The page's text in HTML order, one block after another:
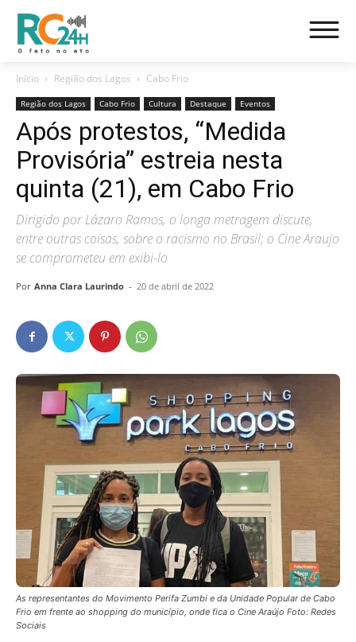
Início Região dos Lagos Cabo Frio
Região dos Lagos Cabo Frio Cultura Destaque Eventos
Após protestos, “Medida
Provisória” estreia nesta
quinta (21), em Cabo Frio
Dirigido por Lázaro Ramos, o longa metragem discute,
entre outras coisas, sobre o racismo no Brasil; o Cine Araujo
se comprometeu em exibi-lo
Por Anna Clara Laurindo - 20 de abril de 2022
As representantes do Movimento Perifa Zumbi e da Unidade Popular de Cabo
Frio em frente ao shopping do município, onde fica o Cine Araújo Foto: Redes
Sociais